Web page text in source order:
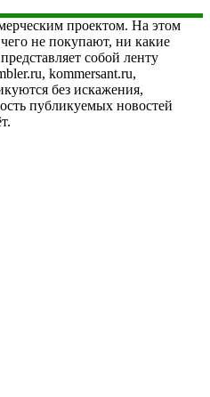
проектом. На этом
не покупают, ни какие
собой ленту
kommersant.ru,
без искажения,
публикуемых новостей